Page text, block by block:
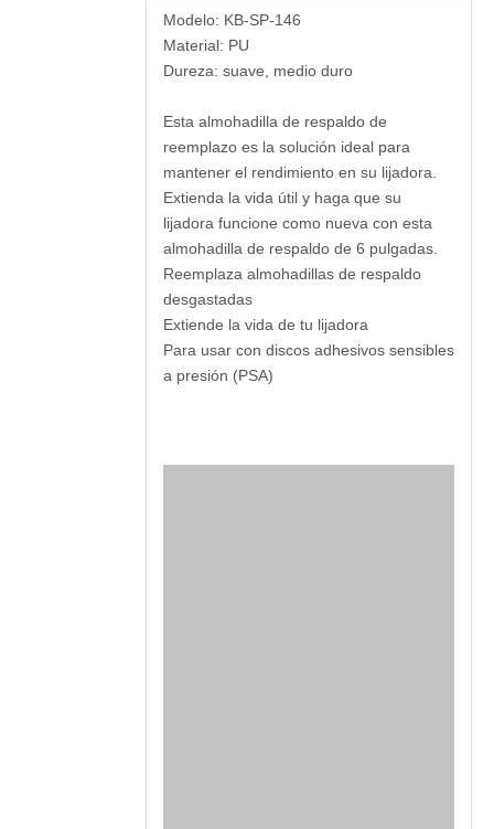
Modelo: KB-SP-146
Material: PU
Dureza: suave, medio duro
Esta almohadilla de respaldo de
reemplazo es la solución ideal para
mantener el rendimiento en su lijadora.
Extienda la vida útil y haga que su
lijadora funcione como nueva con esta
almohadilla de respaldo de 6 pulgadas.
Reemplaza almohadillas de respaldo
desgastadas
Extiende la vida de tu lijadora
Para usar con discos adhesivos sensibles
a presión (PSA)